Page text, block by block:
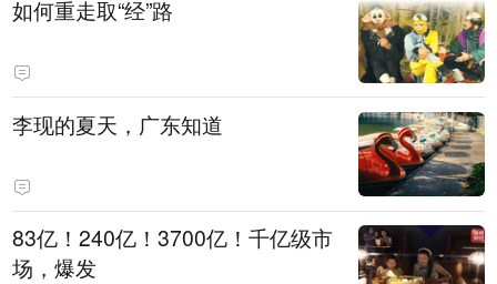
如何重走取“经”路
李现的夏天，广东知道
83亿！240亿！3700亿！千亿级市
场，爆发